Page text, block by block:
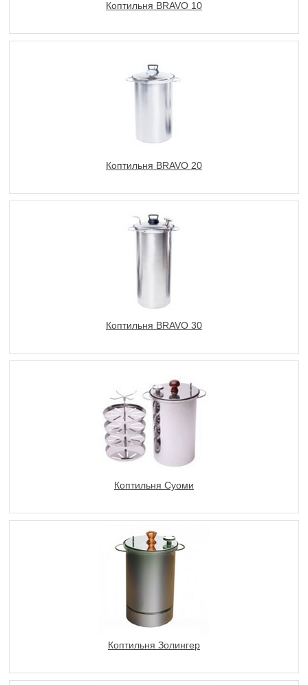
Коптильня BRAVO 10
Коптильня BRAVO 20
Коптильня BRAVO 30
Коптильня Суоми
Коптильня Золингер